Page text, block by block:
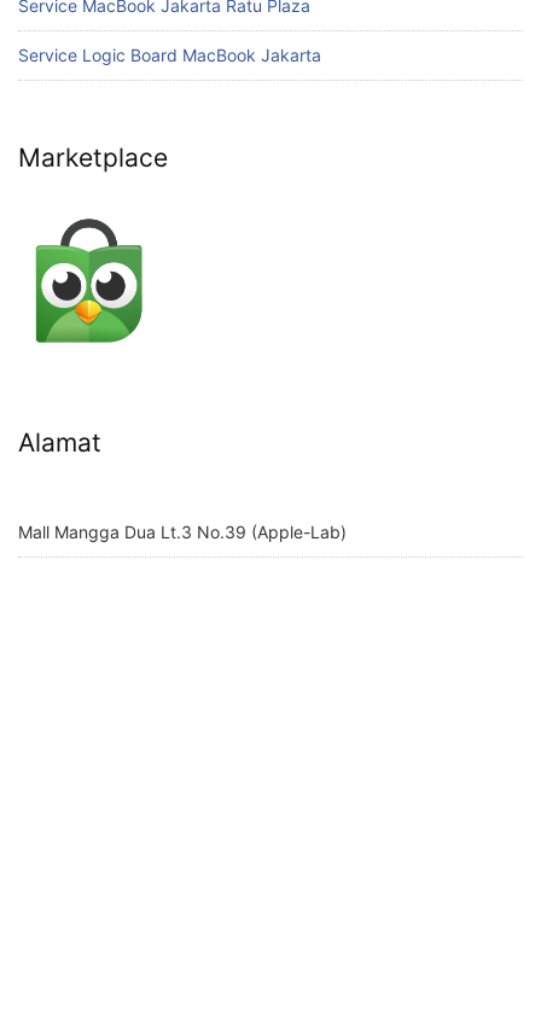
Service MacBook Jakarta Ratu Plaza
Service Logic Board MacBook Jakarta
Marketplace
Alamat
Mall Mangga Dua Lt.3 No.39 (Apple-Lab)